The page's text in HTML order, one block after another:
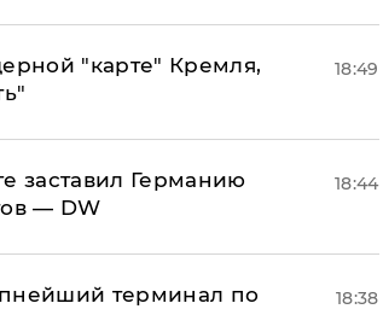
"карте" Кремля,
18:49
заставил Германию
— DW
18:44
терминал по 18:38